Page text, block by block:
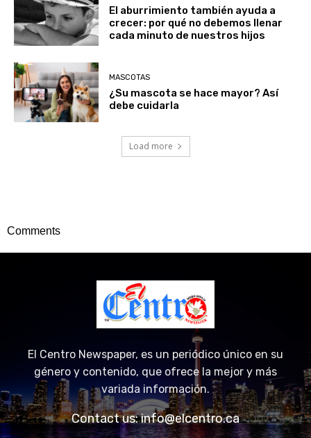
El aburrimiento también ayuda a
crecer: por qué no debemos llenar
cada minuto de nuestros hijos
MASCOTAS
¿Su mascota se hace mayor? Así
debe cuidarla
Load more
Comments
El Centro Newspaper, es un periódico único en su
género y contenido, que ofrece la mejor y más
variada información.
Contact us:info@elcentro.ca